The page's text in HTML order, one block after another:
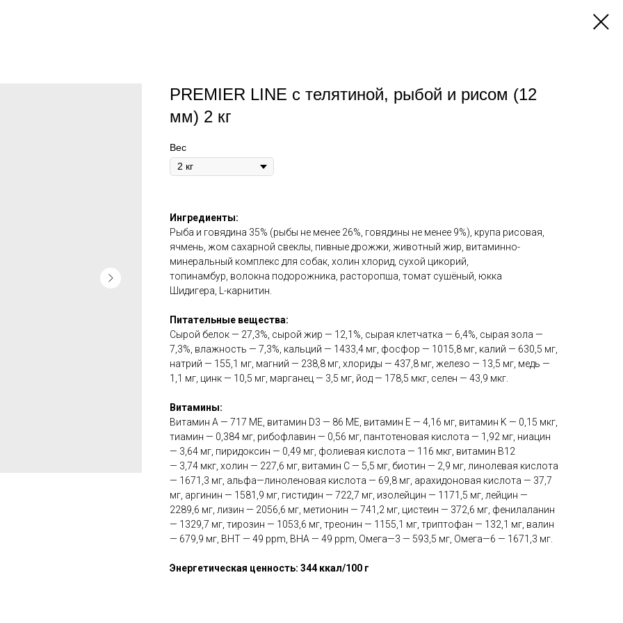
PREMIER LINE с телятиной, рыбой и рисом (12
мм) 2 кг
Вес
Ингредиенты:
Рыба и говядина 35% (рыбы не менее 26%, говядины не менее 9%), крупа рисовая,
ячмень, жом сахарной свеклы, пивные дрожжи, животный жир, витаминно-
минеральный комплекс для собак, холин хлорид, сухой цикорий,
топинамбур, волокна подорожника, расторопша, томат сушёный, юкка
Шидигера, L-карнитин.
Питательные вещества:
Сырой белок — 27,3%, сырой жир — 12,1%, сырая клетчатка — 6,4%, сырая зола —
7,3%, влажность — 7,3%, кальций — 1433,4 мг, фосфор — 1015,8 мг, калий — 630,5 мг,
натрий — 155,1 мг, магний — 238,8 мг, хлориды — 437,8 мг, железо — 13,5 мг, медь —
1,1 мг, цинк — 10,5 мг, марганец — 3,5 мг, йод — 178,5 мкг, селен — 43,9 мкг.
Витамины:
Витамин А — 717 МЕ, витамин D3 — 86 МЕ, витамин E — 4,16 мг, витамин K — 0,15 мкг,
тиамин — 0,384 мг, рибофлавин — 0,56 мг, пантотеновая кислота — 1,92 мг, ниацин
— 3,64 мг, пиридоксин — 0,49 мг, фолиевая кислота — 116 мкг, витамин В12
— 3,74 мкг, холин — 227,6 мг, витамин C — 5,5 мг, биотин — 2,9 мг, линолевая кислота
— 1671,3 мг, альфа—линоленовая кислота — 69,8 мг, арахидоновая кислота — 37,7
мг, аргинин — 1581,9 мг, гистидин — 722,7 мг, изолейцин — 1171,5 мг, лейцин —
2289,6 мг, лизин — 2056,6 мг, метионин — 741,2 мг, цистеин — 372,6 мг, фенилаланин
— 1329,7 мг, тирозин — 1053,6 мг, треонин — 1155,1 мг, триптофан — 132,1 мг, валин
— 679,9 мг, BHT — 49 ppm, BHA — 49 ppm, Омега—3 — 593,5 мг, Омега—6 — 1671,3 мг.
Энергетическая ценность: 344 ккал/100 г